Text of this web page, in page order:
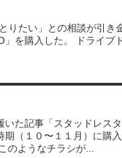
りたい」との相談が引き
」を購入した。 ドライブ
た記事「スタッドレス
（１０〜１１月）に購
のようなチラシが...